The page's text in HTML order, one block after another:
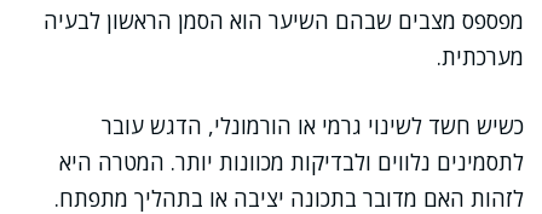
מפספס מצבים שבהם השיער הוא הסמן הראשון לבעיה
מערכתית.
כשיש חשד לשינוי גרמי או הורמונלי, הדגש עובר
לתסמינים נלווים ולבדיקות מכוונות יותר. המטרה היא
לזהות האם מדובר בתכונה יציבה או בתהליך מתפתח.